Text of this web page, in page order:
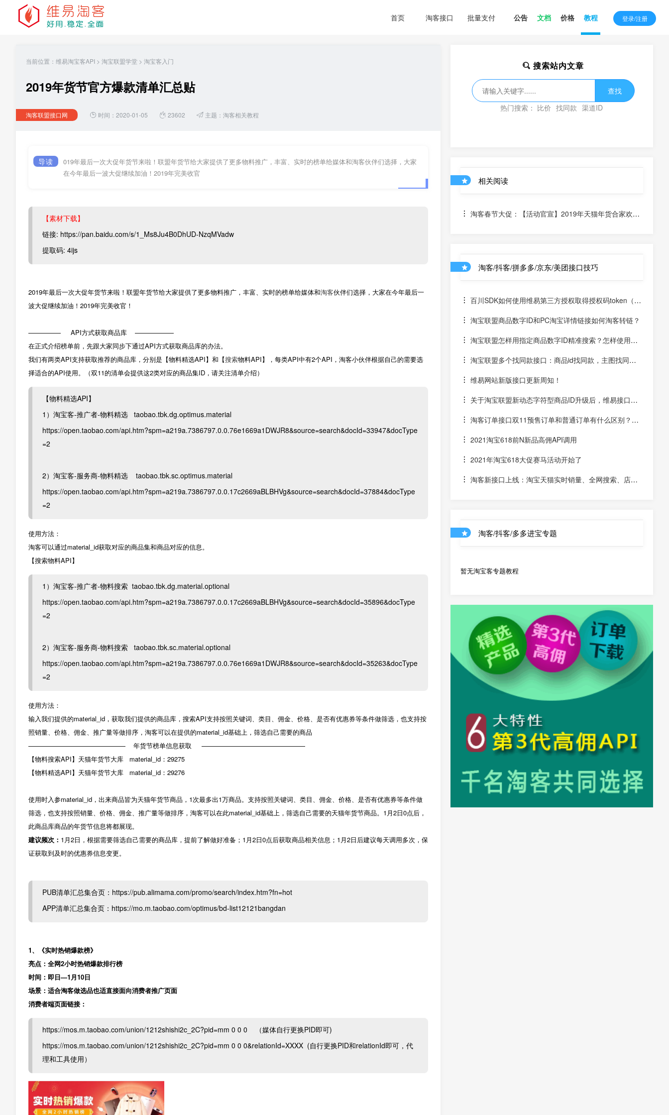
首页 淘客接口 批量支付 公告 文档 价格 教程 登录/注册
当前位置： 维易淘宝客API > 淘宝联盟学堂 > 淘宝客入门
2019年货节官方爆款清单汇总贴
淘客联盟接口网 时间：2020-01-05 23602 主题： 淘客相关教程
导读
019年最后一次大促年货节来啦！联盟年货节给大家提供了更多物料推广，丰富、实时的榜单给媒体和淘客伙伴们选择，大家
在今年最后一波大促继续加油！2019年完美收官
【素材下载】
链接: https://pan.baidu.com/s/1_Ms8Ju4B0DhUD-NzqMVadw
提取码: 4ijs
2019年最后一次大促年货节来啦！联盟年货节给大家提供了更多物料推广，丰富、实时的榜单给媒体和淘客伙伴们选择，大家在今年最后一
波大促继续加油！2019年完美收官！
————— API方式获取商品库 ——————
在正式介绍榜单前，先跟大家同步下通过API方式获取商品库的办法。
我们有两类API支持获取推荐的商品库，分别是【物料精选API】和【搜索物料API】，每类API中有2个API，淘客小伙伴根据自己的需要选
择适合的API使用。（双11的清单会提供这2类对应的商品集ID，请关注清单介绍）
【物料精选API】
1）淘宝客-推广者-物料精选 taobao.tbk.dg.optimus.material
https://open.taobao.com/api.htm?spm=a219a.7386797.0.0.76e1669a1DWJR8&source=search&docId=33947&docType
=2
2）淘宝客-服务商-物料精选 taobao.tbk.sc.optimus.material
https://open.taobao.com/api.htm?spm=a219a.7386797.0.0.17c2669aBLBHVg&source=search&docId=37884&docType
=2
使用方法：
淘客可以通过material_id获取对应的商品集和商品对应的信息。
【搜索物料API】
1）淘宝客-推广者-物料搜索 taobao.tbk.dg.material.optional
https://open.taobao.com/api.htm?spm=a219a.7386797.0.0.17c2669aBLBHVg&source=search&docId=35896&docType
=2
2）淘宝客-服务商-物料搜索 taobao.tbk.sc.material.optional
https://open.taobao.com/api.htm?spm=a219a.7386797.0.0.76e1669a1DWJR8&source=search&docId=35263&docType
=2
使用方法：
输入我们提供的material_id，获取我们提供的商品库，搜索API支持按照关键词、类目、佣金、价格、是否有优惠券等条件做筛选，也支持按
照销量、价格、佣金、推广量等做排序，淘客可以在提供的material_id基础上，筛选自己需要的商品
——————————————— 年货节榜单信息获取 ————————————————
【物料搜索API】天猫年货节大库 material_id：29275
【物料精选API】天猫年货节大库 material_id：29276
使用时入参material_id，出来商品皆为天猫年货节商品，1次最多出1万商品。支持按照关键词、类目、佣金、价格、是否有优惠券等条件做
筛选，也支持按照销量、价格、佣金、推广量等做排序，淘客可以在此material_id基础上，筛选自己需要的天猫年货节商品。1月2日0点后，
此商品库商品的年货节信息将都展现。
建议频次： 1月2日，根据需要筛选自己需要的商品库，提前了解做好准备；1月2日0点后获取商品相关信息；1月2日后建议每天调用多次，保
证获取到及时的优惠券信息变更。
PUB清单汇总集合页：https://pub.alimama.com/promo/search/index.htm?fn=hot
APP清单汇总集合页：https://mo.m.taobao.com/optimus/bd-list12121bangdan
1、《实时热销爆款榜》
亮点：全网2小时热销爆款排行榜
时间：即日—1月10日
场景：适合淘客做选品也适直接面向消费者推广页面
消费者端页面链接：
https://mos.m.taobao.com/union/1212shishi2c_2C?pid=mm 0 0 0 （媒体自行更换PID即可)
https://mos.m.taobao.com/union/1212shishi2c_2C?pid=mm 0 0 0&relationId=XXXX (自行更换PID和relationId即可，代
理和工具使用）
搜索站内文章
查找
热门搜索： 比价 找同款 渠道ID
相关阅读
淘客春节大促：【活动官宣】2019年天猫年货合家欢
淘客/抖客/拼多多/京东/美团接口技巧
百川SDK如何使用维易第三方授权取得授权码token（un
iapp）
淘宝联盟商品数字ID和PC淘宝详情链接如何淘客转链？
淘宝联盟怎样用指定商品数字ID精准搜索？怎样使用数
字ID和场景ID2转链？
淘宝联盟多个找同款接口：商品id找同款，主图找同
款，SKU找同款
维易网站新版接口更新周知！
关于淘宝联盟新动态字符型商品ID升级后，维易接口跟
进情况和API调用说明
淘客订单接口双11预售订单和普通订单有什么区别？怎
么区分是淘客双11预售订单是否已付尾款？预售中支付了定
金的宝贝该如何计算佣金
2021淘宝618前N新品高佣API调用
2021年淘宝618大促赛马活动开始了
淘客新接口上线：淘宝天猫实时销量、全网搜索、店铺
淘客/抖客/多多进宝专题
暂无淘宝客专题教程